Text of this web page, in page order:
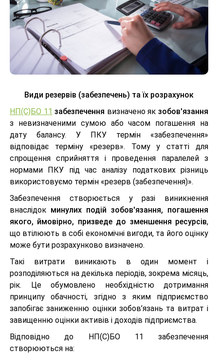
Види резервів (забезпечень) та їх розрахунок
НП(С)БО 11 забезпечення визначено якзобов'язання
з невизначеними сумою або часом погашення на
дату балансу. У ПКУ термін «забезпечення»
відповідає терміну «резерв». Тому у статті для
спрощення сприйняття і проведення паралелей з
нормами ПКУ під час аналізу податкових різниць
використовуємо термін «резерв (забезпечення)».
Забезпечення створюється у разі виникнення
внаслідок минулих подій зобов'язання, погашення
якого, ймовірно, призведе до зменшення ресурсів,
що втілюють в собі економічні вигоди, та його оцінку
може бути розрахунково визначено.
Такі витрати виникають в один момент і
розподіляються на декілька періодів, зокрема місяць,
рік. Це обумовлено необхідністю дотримання
принципу обачності, згідно з яким підприємство
запобігає заниженню оцінки зобов’язань та витрат і
завищенню оцінки активів і доходів підприємства.
Відповідно до НП(С)БО 11 забезпечення
створюються на: